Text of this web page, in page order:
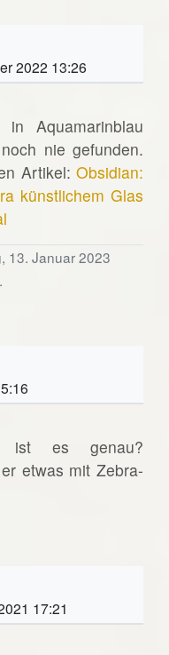
2022 13:26
in Aquamarinblau
nie gefunden.
Artikel:Obsidian:
künstlichem Glas
13. Januar 2023
ist es genau?
etwas mit Zebra-
17:21